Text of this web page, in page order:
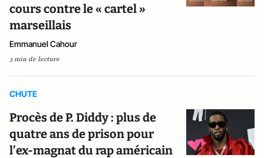
cours contre le « cartel »
marseillais
Emmanuel Cahour
3 min de lecture
CHUTE
Procès de P. Diddy : plus de
quatre ans de prison pour
l’ex-magnat du rap américain